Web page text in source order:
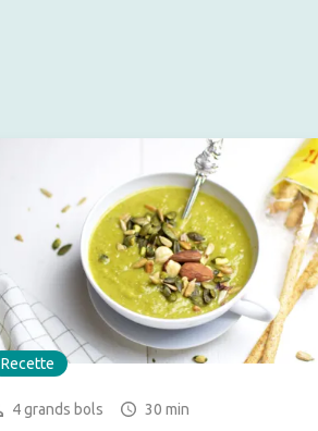
Recette
4 grands bols 30 min